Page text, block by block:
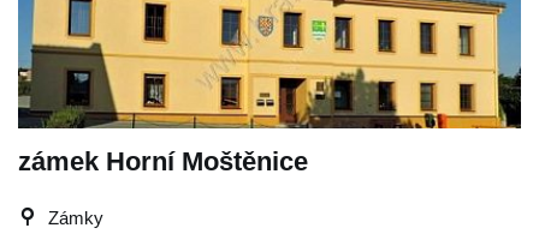
zámek Horní Moštěnice
Zámky